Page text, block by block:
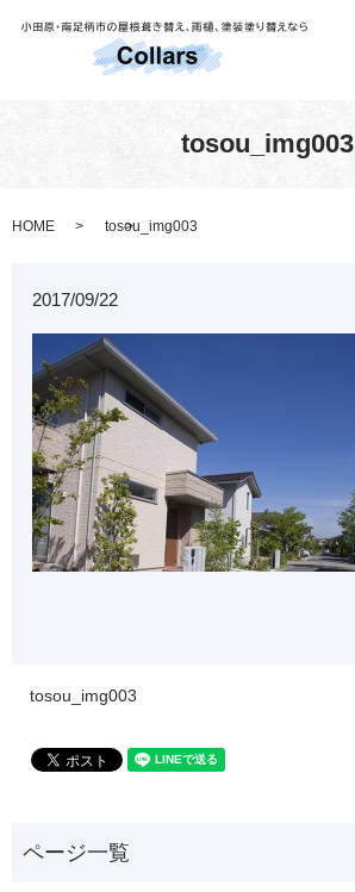
tosou_img003
HOME tosou_img003
2017/09/22
tosou_img003